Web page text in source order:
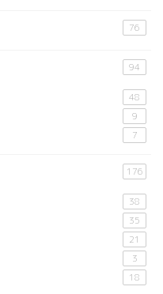
76
94
48
9
7
176
38
35
21
3
18